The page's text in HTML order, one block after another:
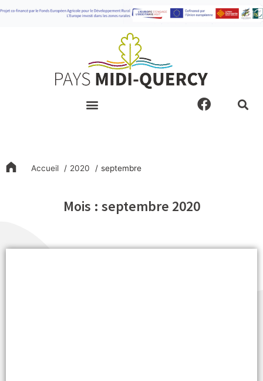
F
a
Accueil 2020 septembre
Mois : septembre 2020